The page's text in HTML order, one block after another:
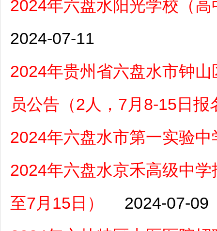
2024年六盘水阳光学校（
2024-07-11
2024年贵州省六盘水市钟
员公告（2人，7月8-15日报
2024年六盘水市第一实验
2024年六盘水京禾高级中
至7月15日）
2024-07-09